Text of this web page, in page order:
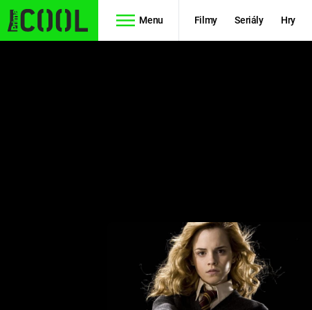
Menu Filmy Seriály Hry
PREDÁTOR